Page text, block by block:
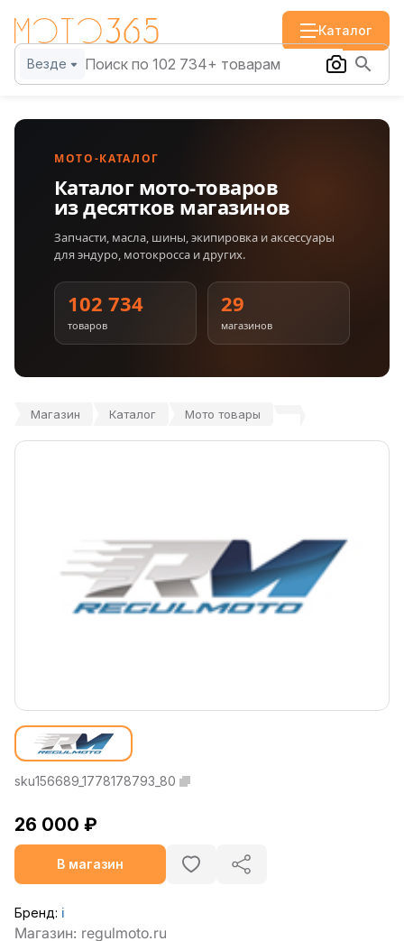
Каталог
Везде
МОТО-КАТАЛОГ
Каталог мото-товаров
из десятков магазинов
Запчасти, масла, шины, экипировка и аксессуары
для эндуро, мотокросса и других.
102 734
товаров
29
магазинов
Магазин Каталог Мото товары
sku156689_1778178793_80
26 000 ₽
В магазин
Бренд: ℹ️